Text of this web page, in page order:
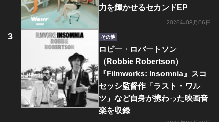
力を輝かせるセカンドEP
2026年08月06日
その他
ロビー・ロバートソン
（Robbie Robertson）
『Filmworks: Insomnia』スコ
セッシ監督作「ラスト・ワル
ツ」など自身が携わった映画音
楽を収録